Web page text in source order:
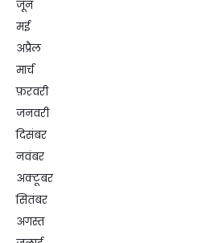
जून
मई
अप्रैल
मार्च
फ़रवरी
जनवरी
दिसंबर
नवंबर
अक्टूबर
सितंबर
अगस्त